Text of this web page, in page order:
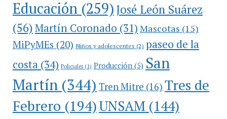
Educación(259)José León Suárez
(56)Martín Coronado (31) Mascotas (15)
MiPyMEs (20) Niños y adolescentes (2) paseo de la
costa(34) Policiales(1) Producción(5) San
Martín(344) Tren Mitre (16) Tres de
Febrero (194)UNSAM (144)